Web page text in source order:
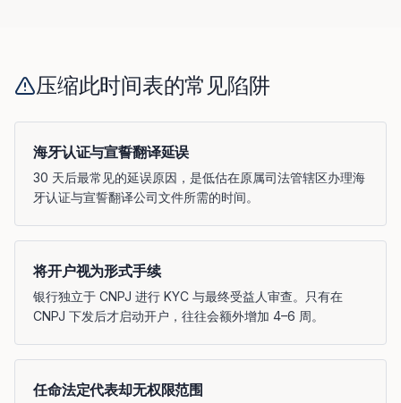
压缩此时间表的常见陷阱
海牙认证与宣誓翻译延误
30 天后最常见的延误原因，是低估在原属司法管辖区办理海
牙认证与宣誓翻译公司文件所需的时间。
将开户视为形式手续
银行独立于 CNPJ 进行 KYC 与最终受益人审查。只有在
CNPJ 下发后才启动开户，往往会额外增加 4–6 周。
任命法定代表却无权限范围